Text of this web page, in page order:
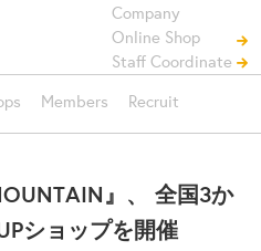
Company
Online Shop
Staff Coordinate
Members Recruit
』、 全国3か
ショップを開催